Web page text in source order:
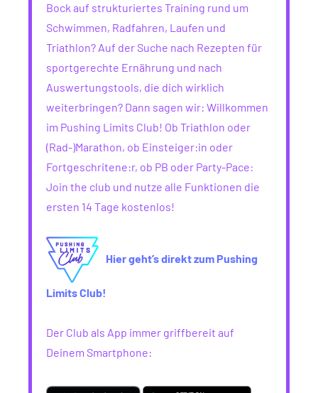
Bock auf strukturiertes Training rund um
Schwimmen, Radfahren, Laufen und
Triathlon? Auf der Suche nach Rezepten für
sportgerechte Ernährung und nach
Auswertungstools, die dich wirklich
weiterbringen? Dann sagen wir: Willkommen
im Pushing Limits Club! Ob Triathlon oder
(Rad-)Marathon, ob Einsteiger:in oder
Fortgeschritene:r, ob PB oder Party-Pace:
Join the club und nutze alle Funktionen die
ersten 14 Tage kostenlos!
Hier geht’s direkt zum Pushing
Limits Club!
Der Club als App immer griffbereit auf
Deinem Smartphone: